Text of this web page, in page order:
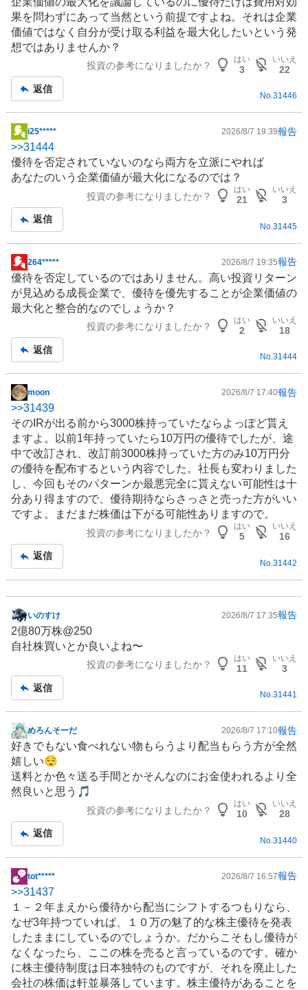
板
記
事
果を問わずにあって当然という前提ですよね。それは企業
価値ではなく自分が受け取る利益を最大化したいという発
想ではありませんか？
投資の参考になりましたか？
はい
3
いいえ
22
返信
No.31446
掲
示
板
記
i25***** 2026/8/7 19:39報告
>>31444
優待を否定されていないのなら両方を立派にやれば
あなたのいう企業価値が最大化になるのでは？
投資の参考になりましたか？
はい
21
いいえ
3
返信
No. 31445
掲
示
板
記
264***** 2026/8/7 19:35報告
優待を否定しているのではありません。高い投資リターン
が見込める成長企業で、優待を優先することが企業価値の
最大化と整合的なのでしょうか？
投資の参考になりましたか？
はい
2
いいえ
18
返信
No.31444
掲
示
板
記
事
moon 2026/8/7 17:40報告
>>31439
その IRが出る前から3000株持っていたならよっぽど貰え
ますよ。以前1年持っていたら10万円の優待でしたが、途
中で改訂され、改訂前3000株持っていた方のみ10万円分
の優待を配布するという内容でした。社長も変わりました
し、今回もそのパターンか最悪完全に貰えない可能性は十
分あり得ますので、優待期待ならさっさと売った方がいい
ですよ。まだまだ株価は下がる可能性ありますので。
投資の参考になりましたか？
はい
5
いいえ
16
返信
No. 31442
掲
示
板
いのすけ 2026/8/7 17:35報告
2億80万株@250
自社株買いとか良いよね〜
投資の参考になりましたか？
はい
11
いいえ
3
返信
No.31441
掲
示
板
記
事
めろんそーだ 2026/8/7 17:10報告
好きでもない食べれない物もらうより配当もらう方が全然
嬉しい😌
送料とか色々送る手間とかそんなのにお金使われるより全
然良いと思う🎵
投資の参考になりましたか？
はい
10
いいえ
28
返信
No. 31440
掲
示
板
記
事
tot***** 2026/8/7 16:57報告
>>31437
１－２年まえから優待から配当にシフトするつもりなら、
なぜ3年持つていれば、１０万の魅了的な株主優待を発表
したままにしているのでしょうか。だからこそもし優待が
なくなったら、ここの株を売ると言っているのです。確か
に株主優待制度は日本独特のものですが、それを廃止した
会社の株価は軒並暴落しています。株主優待があることを